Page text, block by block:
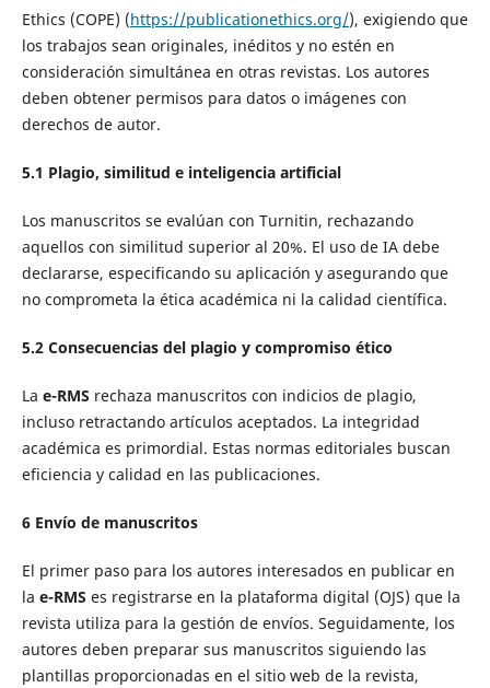
Ethics (COPE) (https://publicationethics.org/), exigiendo que
los trabajos sean originales, inéditos y no estén en
consideración simultánea en otras revistas. Los autores
deben obtener permisos para datos o imágenes con
derechos de autor.
5.1 Plagio, similitud e inteligencia artificial
Los manuscritos se evalúan con Turnitin, rechazando
aquellos con similitud superior al 20%. El uso de IA debe
declararse, especificando su aplicación y asegurando que
no comprometa la ética académica ni la calidad científica.
5.2 Consecuencias del plagio y compromiso ético
La e-RMS rechaza manuscritos con indicios de plagio,
incluso retractando artículos aceptados. La integridad
académica es primordial. Estas normas editoriales buscan
eficiencia y calidad en las publicaciones.
6 Envío de manuscritos
El primer paso para los autores interesados en publicar en
la e-RMS es registrarse en la plataforma digital (OJS) que la
revista utiliza para la gestión de envíos. Seguidamente, los
autores deben preparar sus manuscritos siguiendo las
plantillas proporcionadas en el sitio web de la revista,